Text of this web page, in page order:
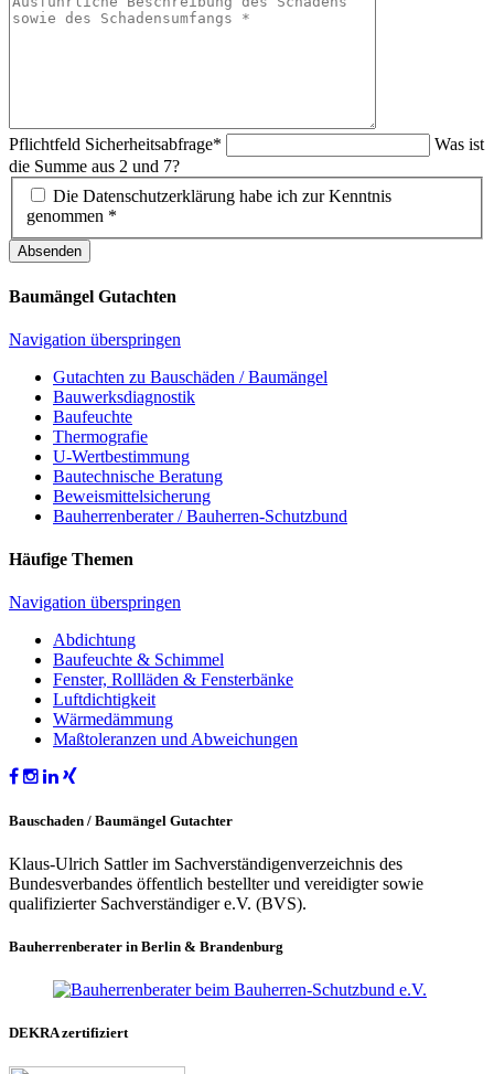
Pflichtfeld Sicherheitsabfrage*
Was ist
die Summe aus 2 und 7?
Die Datenschutzerklärung habe ich zur Kenntnis
genommen *
Absenden
Baumängel Gutachten
Navigation überspringen
Gutachten zu Bauschäden / Baumängel
Bauwerksdiagnostik
Baufeuchte
Thermografie
U-Wertbestimmung
Bautechnische Beratung
Beweismittelsicherung
Bauherrenberater / Bauherren-Schutzbund
Häufige Themen
Navigation überspringen
Abdichtung
Baufeuchte & Schimmel
Fenster, Rollläden & Fensterbänke
Luftdichtigkeit
Wärmedämmung
Maßtoleranzen und Abweichungen
Bauschaden / Baumängel Gutachter
Klaus-Ulrich Sattler im Sachverständigenverzeichnis des
Bundesverbandes öffentlich bestellter und vereidigter sowie
qualifizierter Sachverständiger e.V. (BVS).
Bauherrenberater in Berlin & Brandenburg
DEKRA zertifiziert